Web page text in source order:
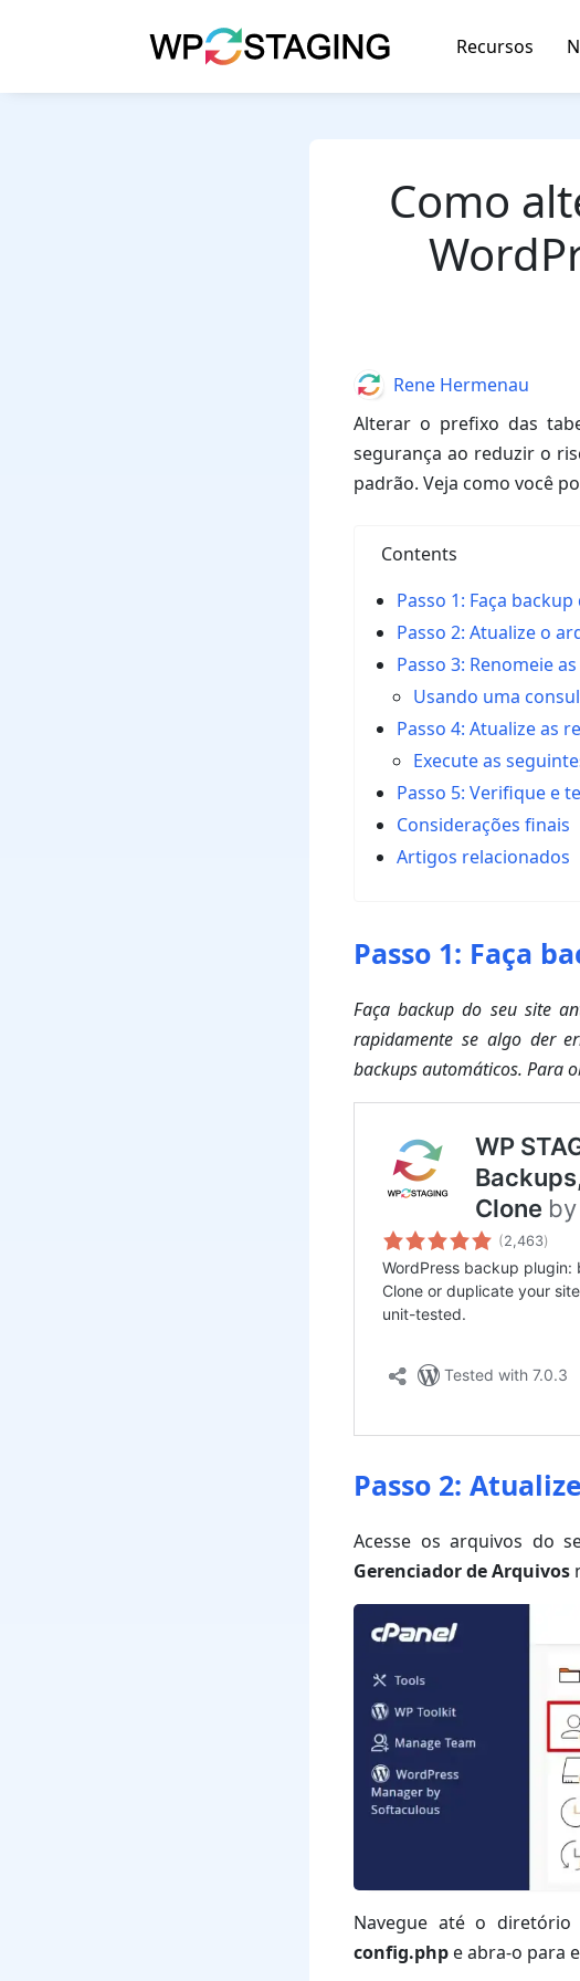
Recursos
Como
Alterar o prefixo das
segurança ao reduzir o
padrão. Veja como você
Contents
Passo 1: Faça
Passo 2: Atualize o
Passo 3: Renomeie
Usando uma
Passo 4: Atualize as
Execute as
Passo 5: Verifique e
Considerações finais
Artigos relacionados
Passo 1: Faça
Faça backup do seu site
rapidamente se algo der
backups automáticos. Para
Passo 2:
Acesse os arquivos do
Gerenciador de Arquivos
Navegue até o diretório
config.php e abra-o para
AuthorRene Hermenau